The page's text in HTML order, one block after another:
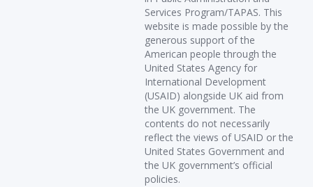
Services Program/TAPAS. This
website is made possible by the
generous support of the
American people through the
United States Agency for
International Development
(USAID) alongside UK aid from
the UK government. The
contents do not necessarily
reflect the views of USAID or the
United States Government and
the UK government’s official
policies.